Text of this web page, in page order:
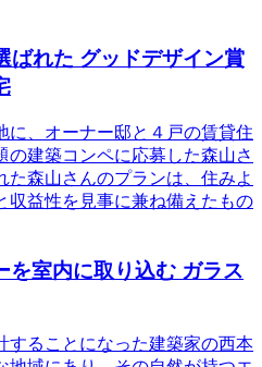
ばれた グッドデザイン賞
に、オーナー邸と４戸の賃貸住
建築コンペに応募した森山さ
た森山さんのプランは、住みよ
収益性を見事に兼ね備えたもの
を室内に取り込む ガラス
することになった建築家の西本